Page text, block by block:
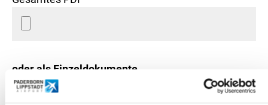
oder als Einzeldokumente